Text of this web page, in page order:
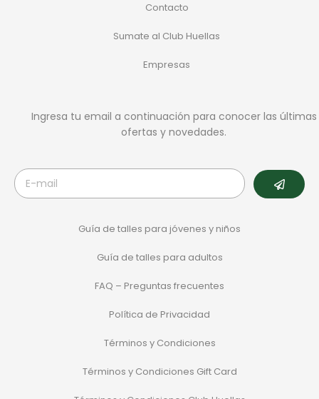
Contacto
Sumate al Club Huellas
Empresas
Ingresa tu email a continuación para conocer las últimas
ofertas y novedades.
Guía de talles para jóvenes y niños
Guía de talles para adultos
FAQ – Preguntas frecuentes
Política de Privacidad
Términos y Condiciones
Términos y Condiciones Gift Card